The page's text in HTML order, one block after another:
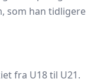
som han tidligere
fra U18 til U21.